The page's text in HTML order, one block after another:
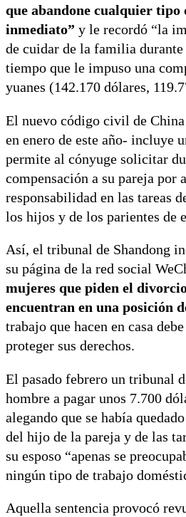
que abandone cualquier tipo
inmediato” y le recordó “la
de cuidar de la familia
tiempo que le impuso una
yuanes (142.170 dólares,
El nuevo código civil de
en enero de este año- incluye
permite al cónyuge solicitar
compensación a su pareja por
responsabilidad en las tareas
los hijos y de los parientes de
Así, el tribunal de Shandong
su página de la red social
mujeres que piden el
encuentran en una posición
trabajo que hacen en casa
proteger sus derechos.
El pasado febrero un tribunal
hombre a pagar unos 7.700
alegando que se había
del hijo de la pareja y de las
su esposo “apenas se
ningún tipo de trabajo
Aquella sentencia provocó